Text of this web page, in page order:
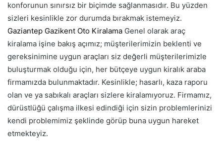
konforunun sınırsız bir biçimde sağlanmasıdır. Bu yüzden
sizleri kesinlikle zor durumda bırakmak istemeyiz.
Gaziantep Gazikent Oto Kiralama Genel olarak araç
kiralama işine bakış açımız; müşterilerimizin beklenti ve
gereksinimine uygun araçları siz değerli müşterilerimizle
buluşturmak olduğu için, her bütçeye uygun kiralık araba
firmamızda bulunmaktadır. Kesinlikle; hasarlı, kaza raporu
olan ve ya sabıkalı araçları sizlere kiralamıyoruz. Firmamız,
dürüstlüğü çalışma ilkesi edindiği için sizin problemlerinizi
kendi problemimiz şeklinde görüp buna uygun hareket
etmekteyiz.